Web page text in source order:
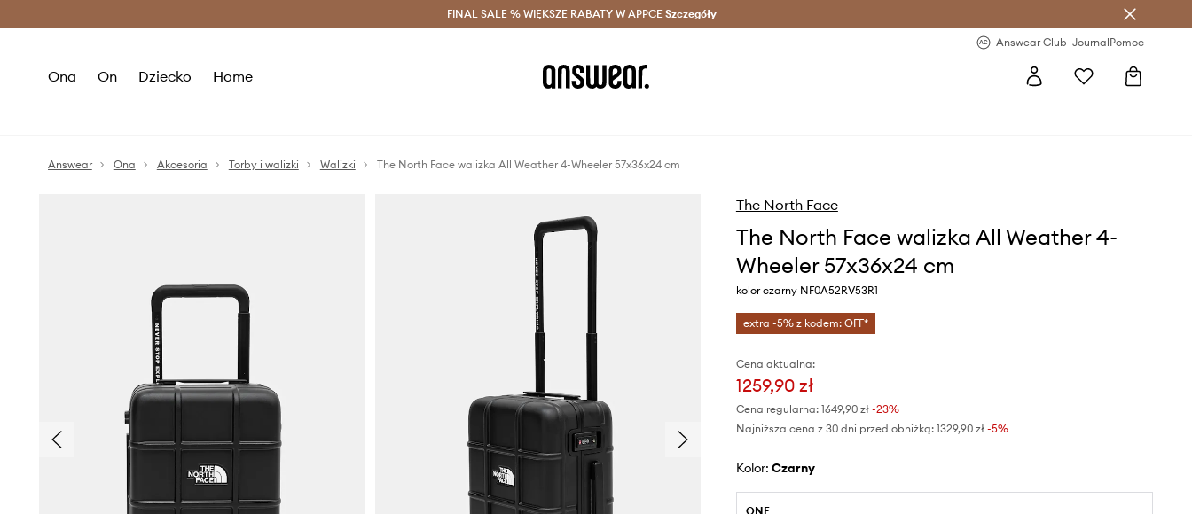
Oszczędzaj z Answear Club > Dostawa nawet w 24h >
FINAL SALE % WIĘKSZE RABATY W APPCE Szczegóły
Answear Club JournalPomoc
Ona On Dziecko Home
Answear Ona Akcesoria Torby i walizki Walizki The North Face walizka All Weather 4-Wheeler 57x36x24 cm
The North Face
The North Face walizka All Weather 4-
Wheeler 57x36x24 cm
kolor czarny NF0A52RV53R1
extra -5% z kodem: OFF*
Cena aktualna:
1259,90 zł
Cena regularna: 1649,90 zł-23%
Najniższa cena z 30 dni przed obniżką: 1329,90 zł -5%
Kolor: czarny
ONE